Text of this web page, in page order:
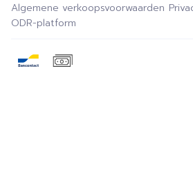
Algemene verkoopsvoorwaarden
ODR-platform